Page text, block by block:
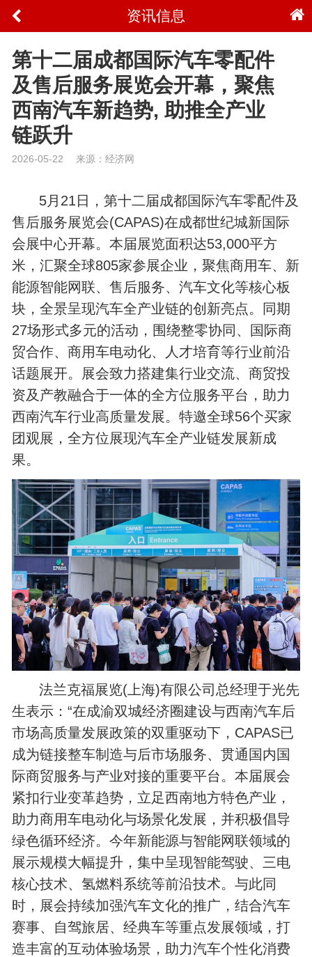
资讯信息
第十二届成都国际汽车零配件
及售后服务展览会开幕，聚焦
西南汽车新趋势, 助推全产业
链跃升
2026-05-22 来源：经济网
5月21日，第十二届成都国际汽车零配件及
售后服务展览会(CAPAS)在成都世纪城新国际
会展中心开幕。本届展览面积达53,000平方
米，汇聚全球805家参展企业，聚焦商用车、新
能源智能网联、售后服务、汽车文化等核心板
块，全景呈现汽车全产业链的创新亮点。同期
27场形式多元的活动，围绕整零协同、国际商
贸合作、商用车电动化、人才培育等行业前沿
话题展开。展会致力搭建集行业交流、商贸投
资及产教融合于一体的全方位服务平台，助力
西南汽车行业高质量发展。特邀全球56个买家
团观展，全方位展现汽车全产业链发展新成
果。
法兰克福展览(上海)有限公司总经理于光先
生表示：“在成渝双城经济圈建设与西南汽车后
市场高质量发展政策的双重驱动下，CAPAS已
成为链接整车制造与后市场服务、贯通国内国
际商贸服务与产业对接的重要平台。本届展会
紧扣行业变革趋势，立足西南地方特色产业，
助力商用车电动化与场景化发展，并积极倡导
绿色循环经济。今年新能源与智能网联领域的
展示规模大幅提升，集中呈现智能驾驶、三电
核心技术、氢燃料系统等前沿技术。与此同
时，展会持续加强汽车文化的推广，结合汽车
赛事、自驾旅居、经典车等重点发展领域，打
造丰富的互动体验场景，助力汽车个性化消费